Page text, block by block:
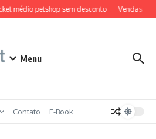
médio petshop sem desconto Vendas
Menu
Contato E-Book